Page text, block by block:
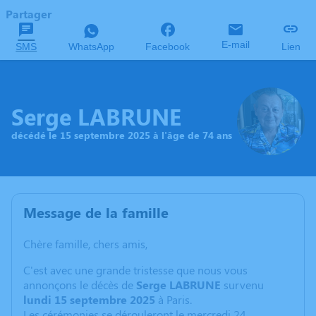
Partager
SMS WhatsApp Facebook E-mail Lien
Serge LABRUNE
décédé le 15 septembre 2025 à l'âge de 74 ans
Message de la famille
Chère famille, chers amis,
C'est avec une grande tristesse que nous vous
annonçons le décès de Serge LABRUNE survenu
lundi 15 septembre 2025 à Paris.